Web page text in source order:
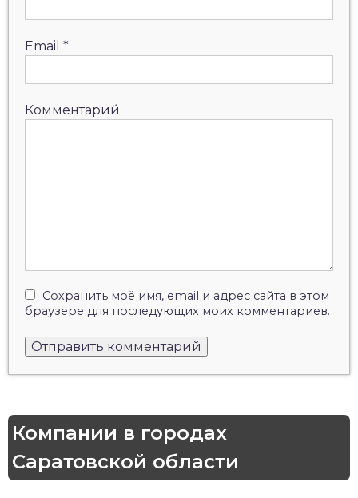
Email *
Комментарий
Сохранить моё имя, email и адрес сайта в этом
браузере для последующих моих комментариев.
Компании в городах
Саратовской области